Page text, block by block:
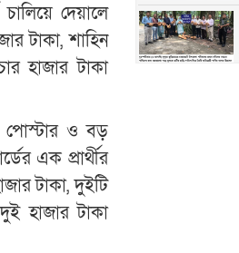
দেয়ালে
টাকা, শাহিন
হাজার টাকা
পোস্টার ও বড়
এক প্রার্থীর
টাকা, দুইটি
হাজার টাকা